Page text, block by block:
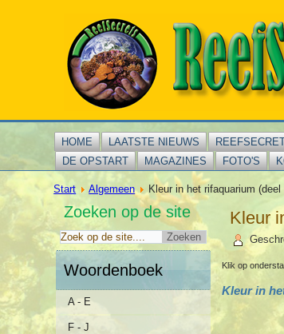
HOME LAATSTE NIEUWS
DE OPSTART
MAGAZINES FOTO'S
Start Algemeen Kleur in het rifaquarium (deel
Zoeken op de site
Woordenboek
A - E
F - J
Kleur
Klik op
Kleur in